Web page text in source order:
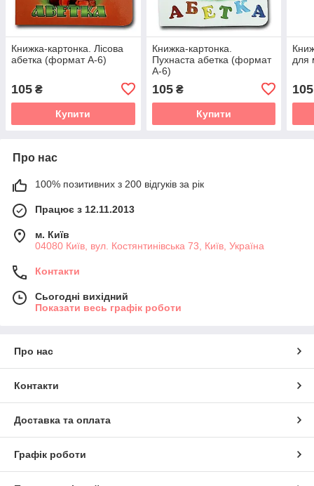
Книжка-картонка. Лісова
абетка (формат А-6)
105 ₴
Купити
Книжка-картонка.
Пухнаста абетка (формат
А-6)
105₴
Купити
для
105
Про нас
100% позитивних з 200 відгуків за рік
Працює з 12.11.2013
м. Київ
04080 Київ, вул. Костянтинівська 73, Київ, Україна
Контакти
Сьогодні вихідний
Показати весь графік роботи
Про нас
Контакти
Доставка та оплата
Графік роботи